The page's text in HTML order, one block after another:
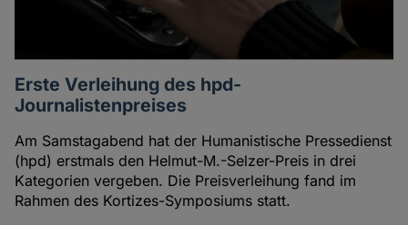
Erste Verleihung des hpd-
Journalistenpreises
Am Samstagabend hat der Humanistische Pressedienst
(hpd) erstmals den Helmut-M.-Selzer-Preis in drei
Kategorien vergeben. Die Preisverleihung fand im
Rahmen des Kortizes-Symposiums statt.